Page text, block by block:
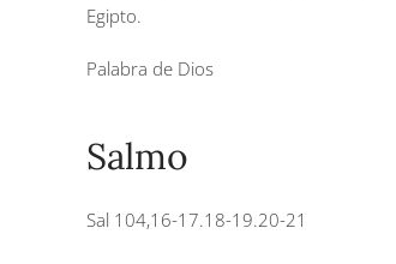
Egipto.
Palabra de Dios
Salmo
Sal 104,16-17.18-19.20-21